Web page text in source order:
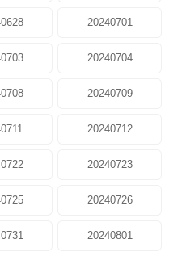
20240701
20240704
20240709
20240712
20240723
20240726
20240801